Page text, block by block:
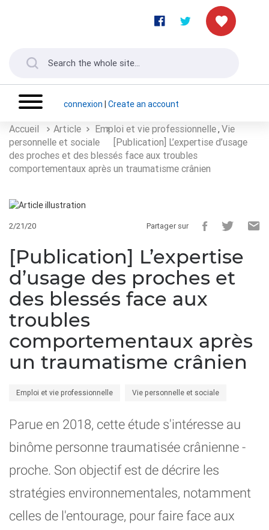
connexion | Create an account
Accueil Article Emploi et vie professionnelle, Vie
personnelle et sociale
[Publication] L’expertise d’usage
des proches et des blessés face aux troubles
comportementaux après un traumatisme crânien
2/21/20 Partager sur
[Publication] L’expertise
d’usage des proches et
des blessés face aux
troubles
comportementaux après
un traumatisme crânien
Emploi et vie professionnelle Vie personnelle et sociale
Parue en 2018, cette étude s'intéresse au
binôme personne traumatisée crânienne -
proche. Son objectif est de décrire les
stratégies environnementales, notamment
celles de l'entourage, pour faire face aux